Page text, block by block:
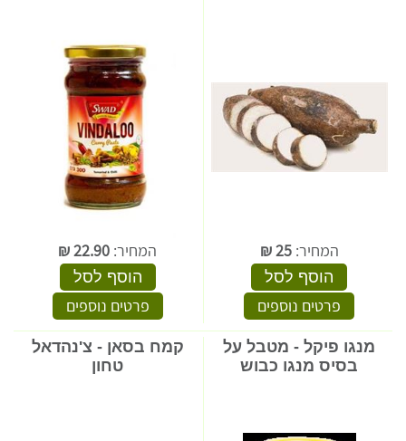
המחיר:25
₪
הוסף לסל
פרטים נוספים
המחיר: 22.90
₪
הוסף לסל
פרטים נוספים
מנגו פיקל - מטבל על
בסיס מנגו כבוש
קמח בסאן - צ'נהדאל
טחון